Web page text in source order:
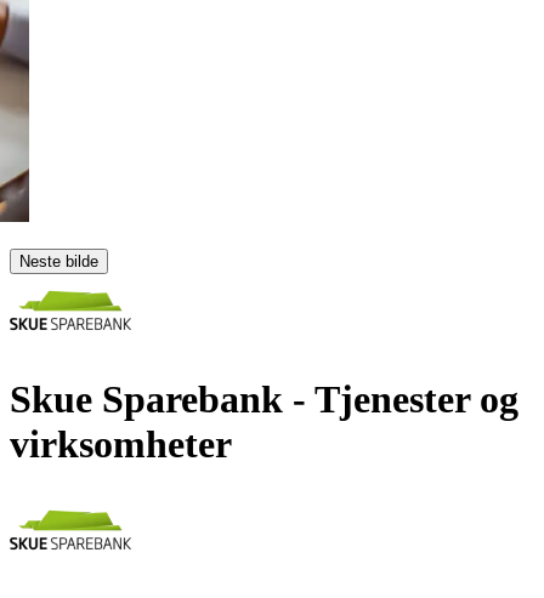
Neste bilde
Skue Sparebank - Tjenester og
virksomheter